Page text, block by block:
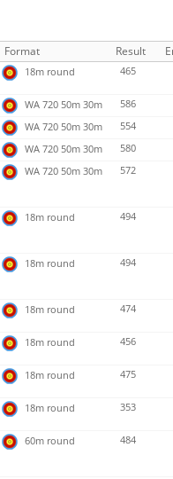
Format Result
18m round 465
WA 720 50m 30m 586
WA 720 50m 30m 554
WA 720 50m 30m 580
WA 720 50m 30m 572
18m round 494
18m round 494
18m round 474
18m round 456
18m round 475
18m round 353
60m round 484